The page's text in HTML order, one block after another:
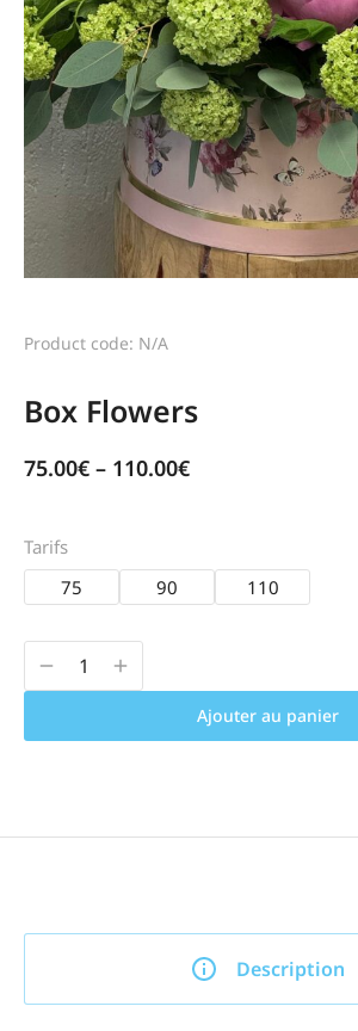
Product code: N/A
Box Flowers
75.00€ – 110.00€
Tarifs
75
90 110
Ajouter au panier
Description